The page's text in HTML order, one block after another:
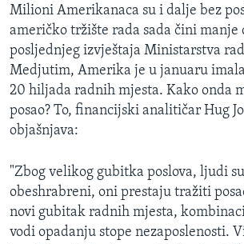
Milioni Amerikanaca su i dalje bez
američko tržište rada sada čini manje
posljednjeg izvještaja Ministarstva
Medjutim, Amerika je u januaru
20 hiljada radnih mjesta. Kako onda
posao? To, financijski analitičar Hug
objašnjava:
"Zbog velikog gubitka poslova, ljudi
obeshrabreni, oni prestaju tražiti
novi gubitak radnih mjesta,
vodi opadanju stope nezaposlenosti.